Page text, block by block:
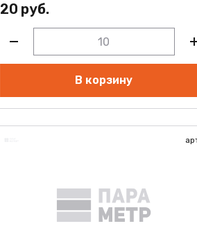
20 руб.
В корзину